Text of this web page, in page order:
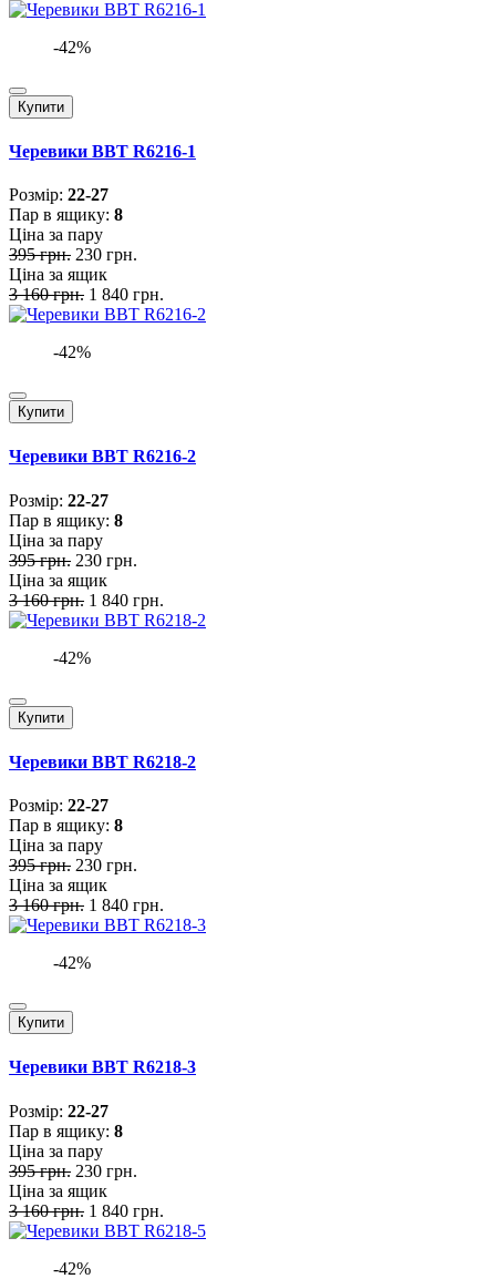
-42%
Купити
Черевики BBT R6216-1
Розмiр: 22-27
Пар в ящику: 8
Ціна за пару
395 грн. 230 грн.
Ціна за ящик
3 160 грн. 1 840 грн.
-42%
Купити
Черевики BBT R6216-2
Розмiр: 22-27
Пар в ящику: 8
Ціна за пару
395 грн. 230 грн.
Ціна за ящик
3 160 грн. 1 840 грн.
-42%
Купити
Черевики BBT R6218-2
Розмiр: 22-27
Пар в ящику: 8
Ціна за пару
395 грн. 230 грн.
Ціна за ящик
3 160 грн. 1 840 грн.
-42%
Купити
Черевики BBT R6218-3
Розмiр: 22-27
Пар в ящику: 8
Ціна за пару
395 грн. 230 грн.
Ціна за ящик
3 160 грн. 1 840 грн.
-42%